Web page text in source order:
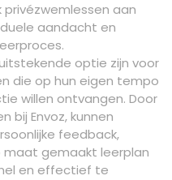
privézwemlessen aan
aandacht en
optie zijn voor
die op hun eigen tempo
willen ontvangen. Door
bij Envoz, kunnen
feedback,
gemaakt leerplan
en effectief te